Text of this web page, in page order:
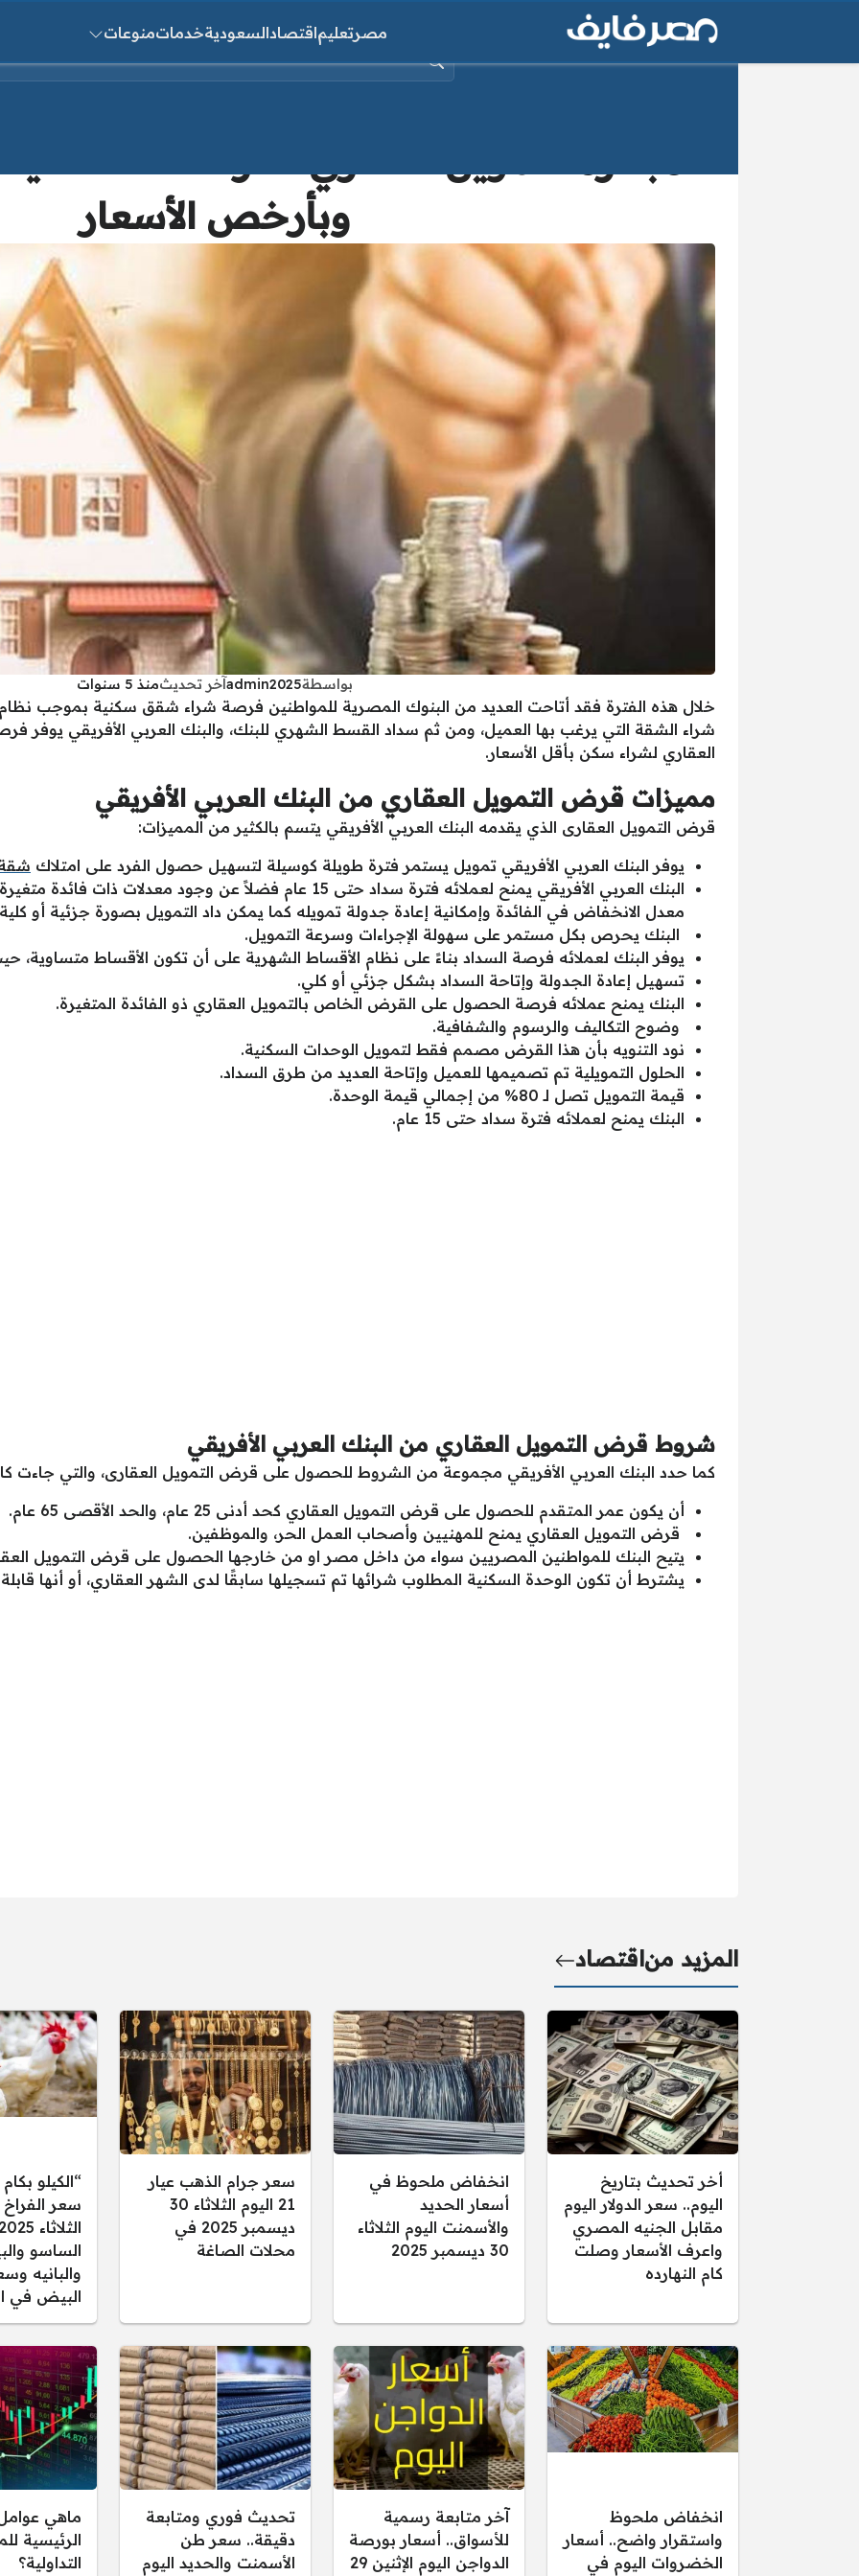
مصرتعليماقتصادالسعوديةخدماتمنوعات
وبأرخص الأسعار
بواسطةadmin2025آخر تحديثمنذ 5 سنوات
خلال هذه الفترة فقد أتاحت العديد من البنوك المصرية للمواطنين فرصة شراء شقق سكنية بموجب
شراء الشقة التي يرغب بها العميل، ومن ثم سداد القسط الشهري للبنك، والبنك العربي الأفريقي
العقاري لشراء سكن بأقل الأسعار.
مميزات قرض التمويل العقاري من البنك العربي الأفريقي
قرض التمويل العقارى الذي يقدمه البنك العربي الأفريقي يتسم بالكثير من المميزات:
يوفر البنك العربي الأفريقي تمويل يستمر فترة طويلة كوسيلة لتسهيل حصول الفرد على امتلاك
البنك العربي الأفريقي يمنح لعملائه فترة سداد حتى 15 عام فضلاً عن
معدل الانخفاض في الفائدة وإمكانية إعادة جدولة تمويله كما يمكن داد التمويل بصورة جزئية أو
البنك يحرص بكل مستمر على سهولة الإجراءات وسرعة التمويل.
يوفر البنك لعملائه فرصة السداد بناءً على نظام الأقساط الشهرية على أن تكون الأقساط متساوية،
تسهيل إعادة الجدولة وإتاحة السداد بشكل جزئي أو كلي.
البنك يمنح عملائه فرصة الحصول على القرض الخاص بالتمويل العقاري ذو الفائدة المتغيرة.
وضوح التكاليف والرسوم والشفافية.
نود التنويه بأن هذا القرض مصمم فقط لتمويل الوحدات السكنية.
الحلول التمويلية تم تصميمها للعميل وإتاحة العديد من طرق السداد.
قيمة التمويل تصل لـ 80% من إجمالي قيمة الوحدة.
البنك يمنح لعملائه فترة سداد حتى 15 عام.
شروط قرض التمويل العقاري من البنك العربي الأفريقي
كما حدد البنك العربي الأفريقي مجموعة من الشروط للحصول على قرض التمويل العقارى، والتي جاءت
أن يكون عمر المتقدم للحصول على قرض التمويل العقاري كحد أدنى 25 عام، والحد الأقصى 65 عام.
قرض التمويل العقاري يمنح للمهنيين وأصحاب العمل الحر، والموظفين.
يتيح البنك للمواطنين المصريين سواء من داخل مصر او من خارجها الحصول على قرض التمويل
يشترط أن تكون الوحدة السكنية المطلوب شرائها تم تسجيلها سابقًا لدى الشهر العقاري، أو أنها
المزيد من اقتصاد
أخر تحديث بتاريخ
اليوم.. سعر الدولار اليوم
مقابل الجنيه المصري
واعرف الأسعار وصلت
كام النهارده
انخفاض ملحوظ في
أسعار الحديد
والأسمنت اليوم الثلاثاء
30 ديسمبر 2025
سعر جرام الذهب عيار
21 اليوم الثلاثاء 30
ديسمبر 2025 في
محلات الصاغة
“الكيلو
سعر الفراخ
الساسو
والبانيه
البيض في
انخفاض ملحوظ
واستقرار واضح.. أسعار
الخضروات اليوم في
آخر متابعة رسمية
للأسواق.. أسعار بورصة
الدواجن اليوم الإثنين 29
تحديث فوري ومتابعة
دقيقة.. سعر طن
الأسمنت والحديد اليوم
ماهي
الرئيسية
التداولية؟